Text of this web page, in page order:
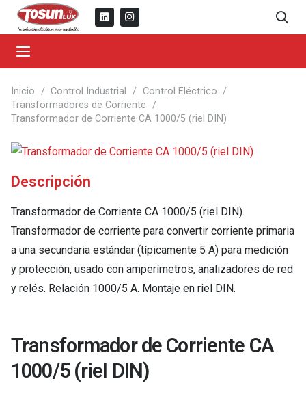
Inicio / Control Industrial / Control Eléctrico /
Transformadores de Corriente /
Transformador de Corriente CA 1000/5 (riel DIN)
Descripción
Transformador de Corriente CA 1000/5 (riel DIN).
Transformador de corriente para convertir corriente primaria
a una secundaria estándar (típicamente 5 A) para medición
y protección, usado con amperímetros, analizadores de red
y relés. Relación 1000/5 A. Montaje en riel DIN.
Transformador de Corriente CA
1000/5 (riel DIN)